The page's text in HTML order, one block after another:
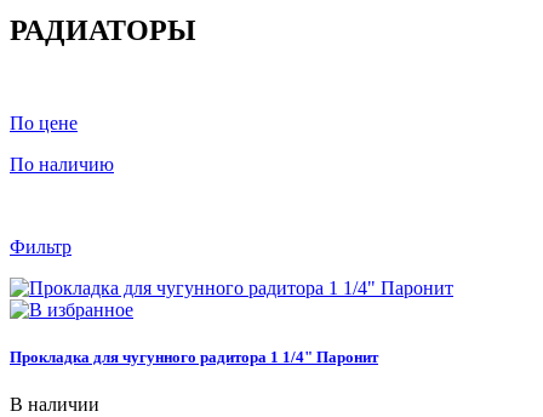
РАДИАТОРЫ
По цене
По наличию
Фильтр
Прокладка для чугунного радитора 1 1/4" Паронит
В наличии